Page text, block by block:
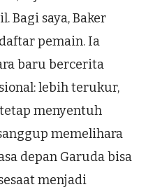
Bagi saya, Baker
pemain. Ia
baru bercerita
lebih terukur,
menyentuh
memelihara
depan Garuda bisa
menjadi